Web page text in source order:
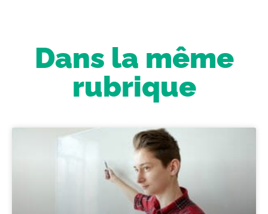
Dans la même
rubrique